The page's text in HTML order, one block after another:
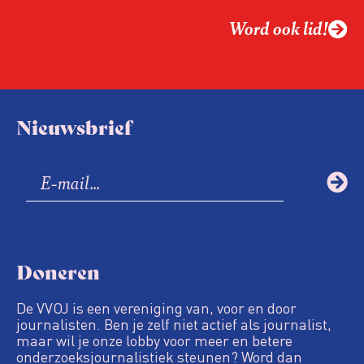
Word ook lid!
Nieuwsbrief
Doneren
De VVOJ is een vereniging van, voor en door
journalisten. Ben je zelf niet actief als journalist,
maar wil je onze lobby voor meer en betere
onderzoeksjournalistiek steunen? Word dan